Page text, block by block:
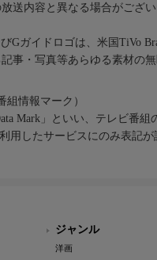
送内容と異なる場合がござい
Gガイドロゴは、米国TiVo
事・写真等あらゆる素材の
組情報マーク）
Mark」といい、テレビ番組
用したサービスにのみ表記
ジャンル
洋画